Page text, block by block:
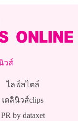
วส์
ไลฟ์สไตล์
เดลินิวส์clips
PR by dataxet